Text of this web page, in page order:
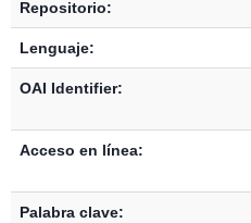
Repositorio:
Lenguaje:
OAI Identifier:
Acceso en línea:
Palabra clave: